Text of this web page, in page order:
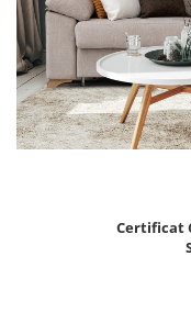
Oferte speciale
Banchete
Sezlong living
Certificat